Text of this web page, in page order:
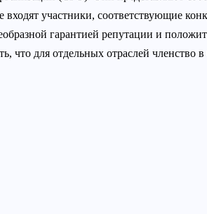
входят участники, соответствующие
гарантией репутации и
что для отдельных отраслей членство